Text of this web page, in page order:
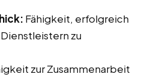
Fähigkeit, erfolgreich
zu
zur Zusammenarbeit